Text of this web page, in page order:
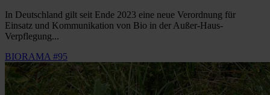
In Deutschland gilt seit Ende 2023 eine neue Verordnung für
Einsatz und Kommunikation von Bio in der Außer-Haus-
Verpflegung...
BIORAMA #95